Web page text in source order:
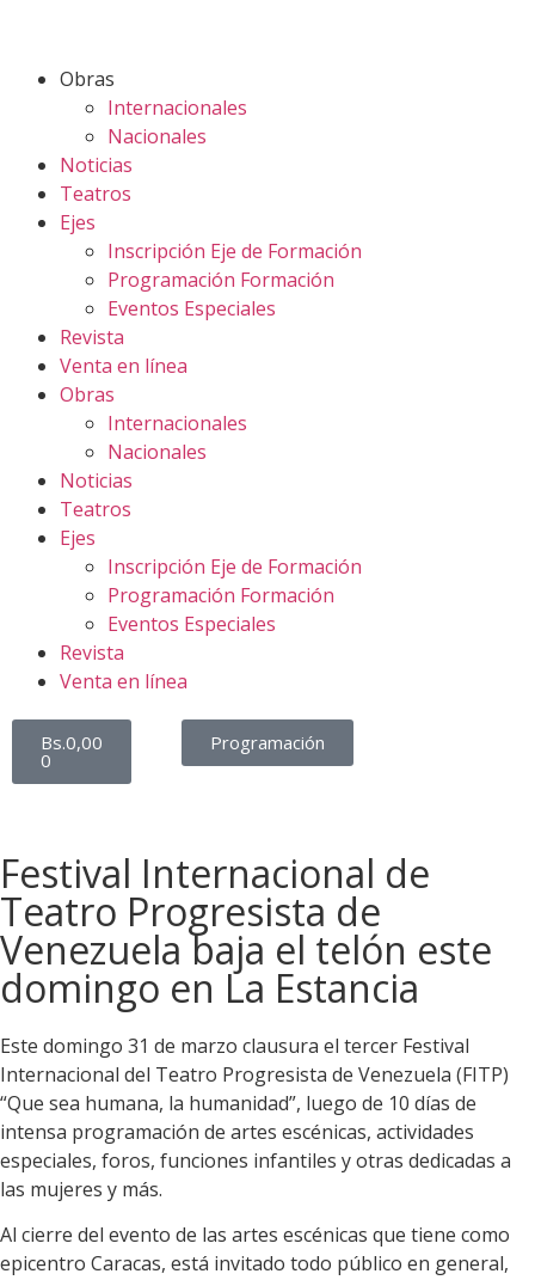
Obras
Internacionales
Nacionales
Noticias
Teatros
Ejes
Inscripción Eje de Formación
Programación Formación
Eventos Especiales
Revista
Venta en línea
Obras
Internacionales
Nacionales
Noticias
Teatros
Ejes
Inscripción Eje de Formación
Programación Formación
Eventos Especiales
Revista
Venta en línea
Programación
Bs.0,00
0
Festival Internacional de
Teatro Progresista de
Venezuela baja el telón este
domingo en La Estancia
Este domingo 31 de marzo clausura el tercer Festival
Internacional del Teatro Progresista de Venezuela (FITP)
“Que sea humana, la humanidad”, luego de 10 días de
intensa programación de artes escénicas, actividades
especiales, foros, funciones infantiles y otras dedicadas a
las mujeres y más.
Al cierre del evento de las artes escénicas que tiene como
epicentro Caracas, está invitado todo público en general,